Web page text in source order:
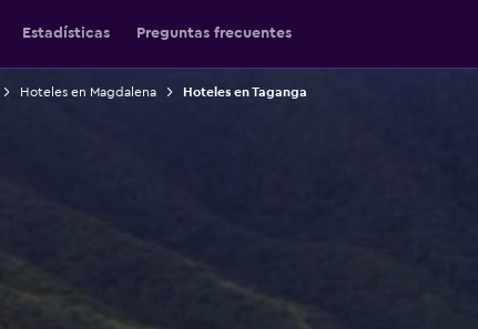
Estadísticas Preguntas frecuentes
Hoteles en Magdalena Hoteles en Taganga